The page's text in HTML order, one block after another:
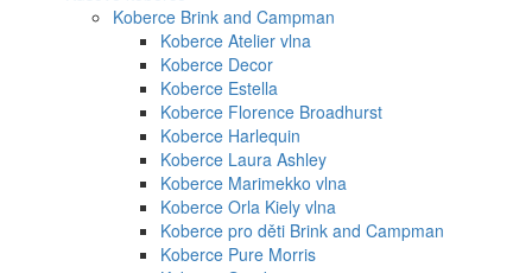
Koberce Brink and Campman
Koberce Atelier vlna
Koberce Decor
Koberce Estella
Koberce Florence Broadhurst
Koberce Harlequin
Koberce Laura Ashley
Koberce Marimekko vlna
Koberce Orla Kiely vlna
Koberce pro děti Brink and Campman
Koberce Pure Morris